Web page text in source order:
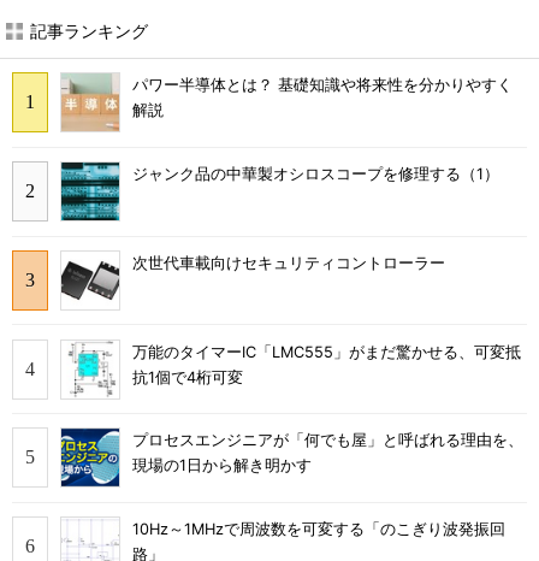
記事ランキング
パワー半導体とは？ 基礎知識や将来性を分かりやすく
解説
ジャンク品の中華製オシロスコープを修理する（1）
次世代車載向けセキュリティコントローラー
万能のタイマーIC「LMC555」がまだ驚かせる、可変抵
抗1個で4桁可変
プロセスエンジニアが「何でも屋」と呼ばれる理由を、
現場の1日から解き明かす
10Hz～1MHzで周波数を可変する「のこぎり波発振回
路」